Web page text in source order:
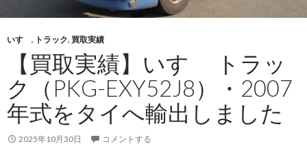
ン
年
式
を
タ
イ
へ
いすゞ , トラック, 買取実績
【買取実績】いすゞ トラッ
ク（PKG-EXY52J8）・2007
年式をタイへ輸出しました
2025年10月30日 コメントする